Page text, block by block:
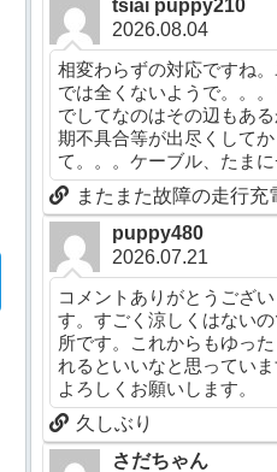
tsiai puppy210
2026.08.04
相変わらずの対応ですね
では全くないようで。。
でしてなのはその辺もあ
期不具合等が出尽くして
て。。。ケーブル、たまに
またまた故障の走行充
puppy480
2026.07.21
コメントありがとうござ
す。すごく涼しくはない
所です。これからもゆっ
れるといいなと思ってい
よろしくお願いします。
久しぶり
さだちゃん